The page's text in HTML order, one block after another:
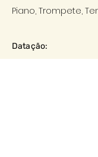
Piano, Trompete,
Datação: